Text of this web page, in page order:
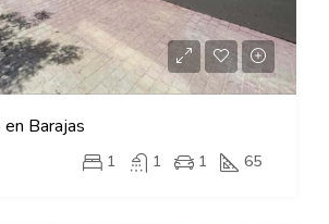
Barajas
1 1 1 65